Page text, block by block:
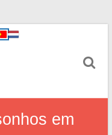
em